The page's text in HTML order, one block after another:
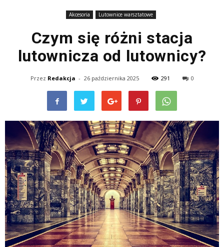
Akcesoria Lutownice warsztatowe
Czym się różni stacja
lutownicza od lutownicy?
Przez Redakcja - 26 października 2025 291 0